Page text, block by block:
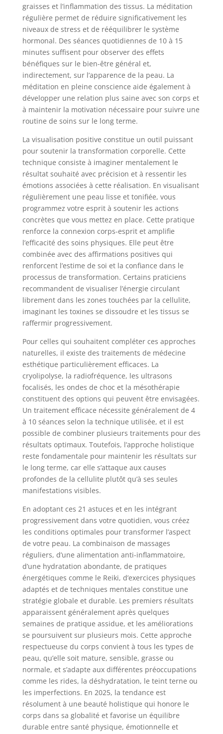
graisses et l’inflammation des tissus. La méditation
régulière permet de réduire significativement les
niveaux de stress et de rééquilibrer le système
hormonal. Des séances quotidiennes de 10 à 15
minutes suffisent pour observer des effets
bénéfiques sur le bien-être général et,
indirectement, sur l’apparence de la peau. La
méditation en pleine conscience aide également à
développer une relation plus saine avec son corps et
à maintenir la motivation nécessaire pour suivre une
routine de soins sur le long terme.
La visualisation positive constitue un outil puissant
pour soutenir la transformation corporelle. Cette
technique consiste à imaginer mentalement le
résultat souhaité avec précision et à ressentir les
émotions associées à cette réalisation. En visualisant
régulièrement une peau lisse et tonifiée, vous
programmez votre esprit à soutenir les actions
concrètes que vous mettez en place. Cette pratique
renforce la connexion corps-esprit et amplifie
l’efficacité des soins physiques. Elle peut être
combinée avec des affirmations positives qui
renforcent l’estime de soi et la confiance dans le
processus de transformation. Certains praticiens
recommandent de visualiser l’énergie circulant
librement dans les zones touchées par la cellulite,
imaginant les toxines se dissoudre et les tissus se
raffermir progressivement.
Pour celles qui souhaitent compléter ces approches
naturelles, il existe des traitements de médecine
esthétique particulièrement efficaces. La
cryolipolyse, la radiofréquence, les ultrasons
focalisés, les ondes de choc et la mésothérapie
constituent des options qui peuvent être envisagées.
Un traitement efficace nécessite généralement de 4
à 10 séances selon la technique utilisée, et il est
possible de combiner plusieurs traitements pour des
résultats optimaux. Toutefois, l’approche holistique
reste fondamentale pour maintenir les résultats sur
le long terme, car elle s’attaque aux causes
profondes de la cellulite plutôt qu’à ses seules
manifestations visibles.
En adoptant ces 21 astuces et en les intégrant
progressivement dans votre quotidien, vous créez
les conditions optimales pour transformer l’aspect
de votre peau. La combinaison de massages
réguliers, d’une alimentation anti-inflammatoire,
d’une hydratation abondante, de pratiques
énergétiques comme le Reiki, d’exercices physiques
adaptés et de techniques mentales constitue une
stratégie globale et durable. Les premiers résultats
apparaissent généralement après quelques
semaines de pratique assidue, et les améliorations
se poursuivent sur plusieurs mois. Cette approche
respectueuse du corps convient à tous les types de
peau, qu’elle soit mature, sensible, grasse ou
normale, et s’adapte aux différentes préoccupations
comme les rides, la déshydratation, le teint terne ou
les imperfections. En 2025, la tendance est
résolument à une beauté holistique qui honore le
corps dans sa globalité et favorise un équilibre
durable entre santé physique, émotionnelle et